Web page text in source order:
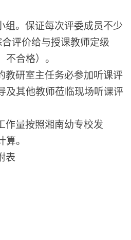
。保证每次评委成员不少
评价给与授课教师定级
不合格）。
研室主任务必参加听课评
及其他教师莅临现场听课评
作量按照湘南幼专校发
。
表